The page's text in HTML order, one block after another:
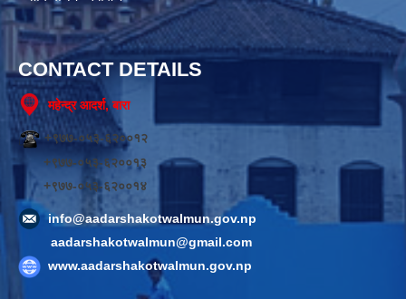
CONTACT DETAILS
महेन्द्र आदर्श, बारा
+९७७-०५३-६२००१२
+९७७-०५३-६२००१३
+९७७-०५३-६२००१४
info@aadarshakotwalmun.gov.np
aadarshakotwalmun@gmail.com
www.aadarshakotwalmun.gov.np